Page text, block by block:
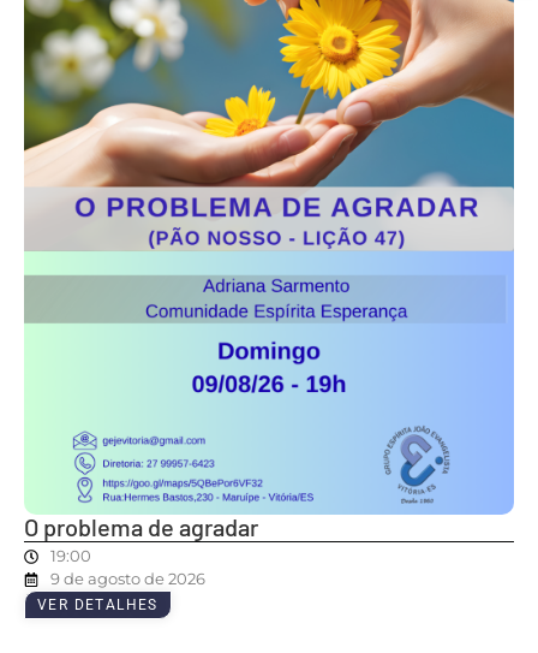
O problema de agradar
19:00
9 de agosto de 2026
VER DETALHES